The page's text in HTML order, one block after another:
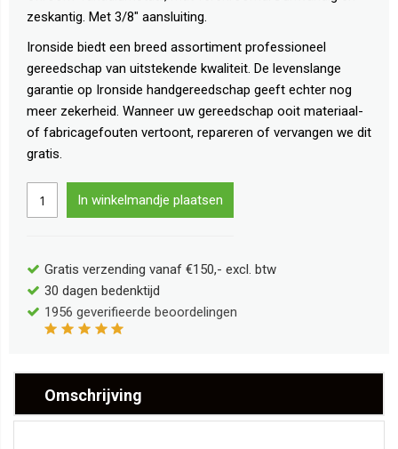
zeskantig. Met 3/8" aansluiting.
Ironside biedt een breed assortiment professioneel
gereedschap van uitstekende kwaliteit. De levenslange
garantie op Ironside handgereedschap geeft echter nog
meer zekerheid. Wanneer uw gereedschap ooit materiaal-
of fabricagefouten vertoont, repareren of vervangen we dit
gratis.
In winkelmandje plaatsen
Gratis verzending vanaf €150,- excl. btw
30 dagen bedenktijd
1956 geverifieerde beoordelingen
Omschrijving